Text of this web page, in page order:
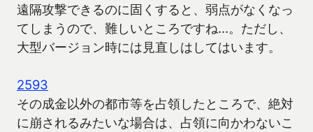
遠隔攻撃できるのに固くすると、弱点がなくなっ
てしまうので、難しいところですね…。ただし、
大型バージョン時には見直しはしてはいます。
2593
その成金以外の都市等を占領したところで、絶対
に崩されるみたいな場合は、占領に向かわないこ